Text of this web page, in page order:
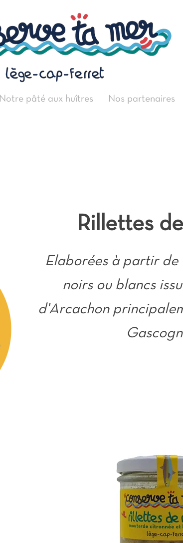
Notre pâté aux huîtres Nos partenaires
Rillettes
Elaborées à partir de
noirs ou blancs
d'Arcachon